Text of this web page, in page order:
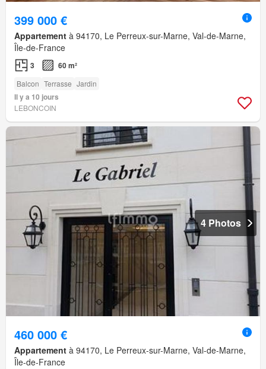
399 000 €
Appartement à 94170, Le Perreux-sur-Marne, Val-de-Marne,
Île-de-France
3 60 m²
Balcon Terrasse Jardin
Il y a 10 jours
LEBONCOIN
4 Photos
460 000 €
Appartement à 94170, Le Perreux-sur-Marne, Val-de-Marne,
Île-de-France